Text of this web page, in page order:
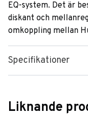
EQ-system. Det är
diskant och
omkoppling mellan
Specifikationer
Liknande